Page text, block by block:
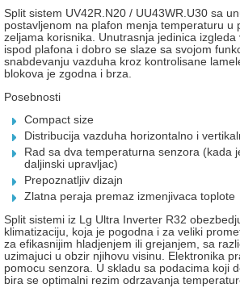
Split sistem UV42R.N20 / UU43WR.U30 sa
postavljenom na plafon menja temperaturu u
zeljama korisnika. Unutrasnja jedinica
ispod plafona i dobro se slaze sa svojom
snabdevanju vazduha kroz kontrolisane
blokova je zgodna i brza.
Posebnosti
Compact size
Distribucija vazduha horizontalno i
Rad sa dva temperaturna senzora (kada
daljinski upravljac)
Prepoznatljiv dizajn
Zlatna peraja premaz izmenjivaca toplote
Split sistemi iz Lg Ultra Inverter R32
klimatizaciju, koja je pogodna i za veliki
za efikasnijim hladjenjem ili grejanjem, sa
uzimajuci u obzir njihovu visinu. Elektronika
pomocu senzora. U skladu sa podacima koji
bira se optimalni rezim odrzavanja